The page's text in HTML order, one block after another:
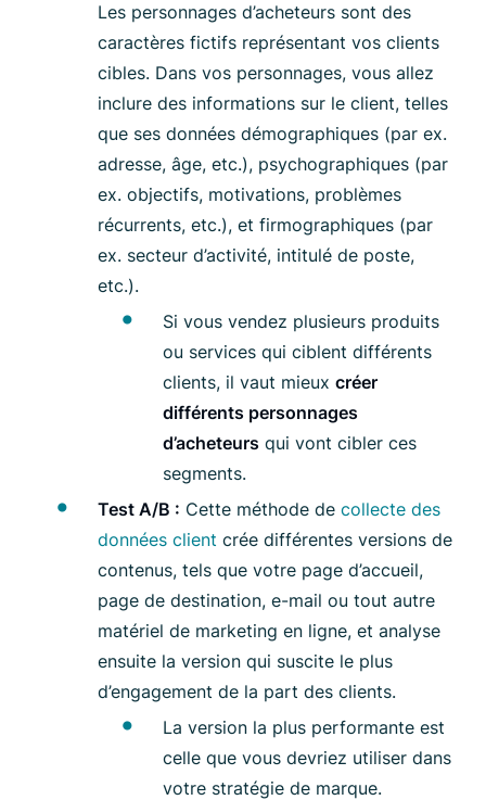
Les personnages d’acheteurs sont des
caractères fictifs représentant vos clients
cibles. Dans vos personnages, vous allez
inclure des informations sur le client, telles
que ses données démographiques (par ex.
adresse, âge, etc.), psychographiques (par
ex. objectifs, motivations, problèmes
récurrents, etc.), et firmographiques (par
ex. secteur d’activité, intitulé de poste,
etc.).
Si vous vendez plusieurs produits
ou services qui ciblent différents
clients, il vaut mieux créer
différents personnages
d’acheteurs qui vont cibler ces
segments.
Test A/B : Cette méthode de collecte des
données client crée différentes versions de
contenus, tels que votre page d’accueil,
page de destination, e-mail ou tout autre
matériel de marketing en ligne, et analyse
ensuite la version qui suscite le plus
d’engagement de la part des clients.
La version la plus performante est
celle que vous devriez utiliser dans
votre stratégie de marque.